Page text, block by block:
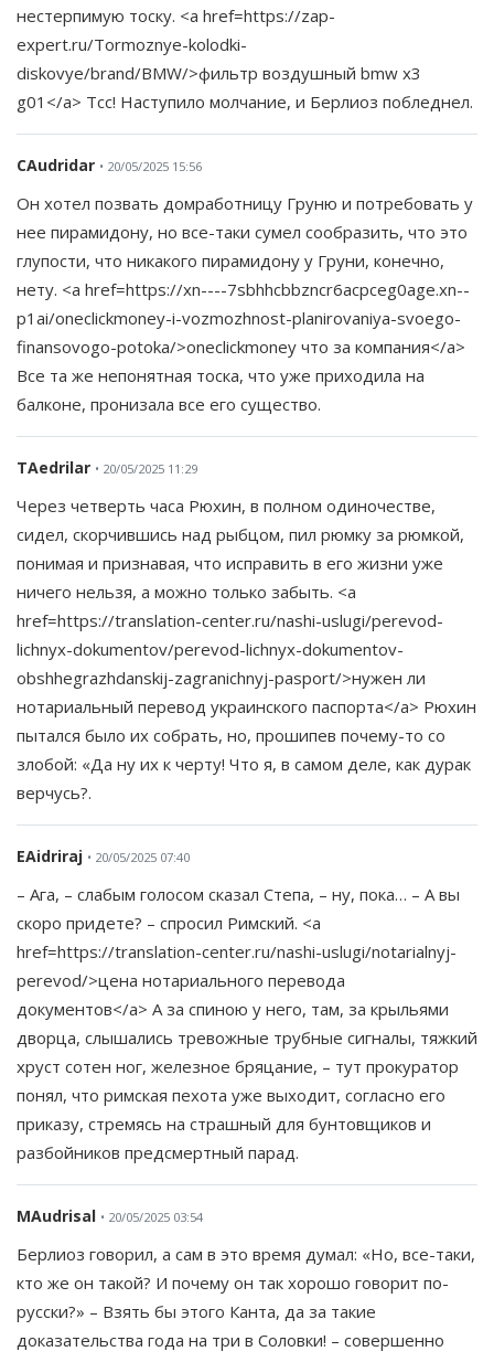
нестерпимую тоску. <a href=https://zap-
expert.ru/Tormoznye-kolodki-
diskovye/brand/BMW/>фильтр воздушный bmw x3
g01</a> Тсс! Наступило молчание, и Берлиоз побледнел.
CAudridar • 20/05/2025 15:56
Он хотел позвать домработницу Груню и потребовать у
нее пирамидону, но все-таки сумел сообразить, что это
глупости, что никакого пирамидону у Груни, конечно,
нету. <a href=https://xn----7sbhhcbbzncr6acpceg0age.xn--
p1ai/oneclickmoney-i-vozmozhnost-planirovaniya-svoego-
finansovogo-potoka/>oneclickmoney что за компания</a>
Все та же непонятная тоска, что уже приходила на
балконе, пронизала все его существо.
TAedrilar • 20/05/2025 11:29
Через четверть часа Рюхин, в полном одиночестве,
сидел, скорчившись над рыбцом, пил рюмку за рюмкой,
понимая и признавая, что исправить в его жизни уже
ничего нельзя, а можно только забыть. <a
href=https://translation-center.ru/nashi-uslugi/perevod-
lichnyx-dokumentov/perevod-lichnyx-dokumentov-
obshhegrazhdanskij-zagranichnyj-pasport/>нужен ли
нотариальный перевод украинского паспорта</a> Рюхин
пытался было их собрать, но, прошипев почему-то со
злобой: «Да ну их к черту! Что я, в самом деле, как дурак
верчусь?.
EAidriraj • 20/05/2025 07:40
– Ага, – слабым голосом сказал Степа, – ну, пока… – А вы
скоро придете? – спросил Римский. <a
href=https://translation-center.ru/nashi-uslugi/notarialnyj-
perevod/>цена нотариального перевода
документов</a> А за спиною у него, там, за крыльями
дворца, слышались тревожные трубные сигналы, тяжкий
хруст сотен ног, железное бряцание, – тут прокуратор
понял, что римская пехота уже выходит, согласно его
приказу, стремясь на страшный для бунтовщиков и
разбойников предсмертный парад.
MAudrisal • 20/05/2025 03:54
Берлиоз говорил, а сам в это время думал: «Но, все-таки,
кто же он такой? И почему он так хорошо говорит по-
русски?» – Взять бы этого Канта, да за такие
доказательства года на три в Соловки! – совершенно